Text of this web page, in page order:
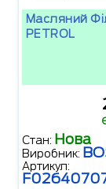
Масляний
PETROL
Стан: Нова
Виробник:
Артикул: